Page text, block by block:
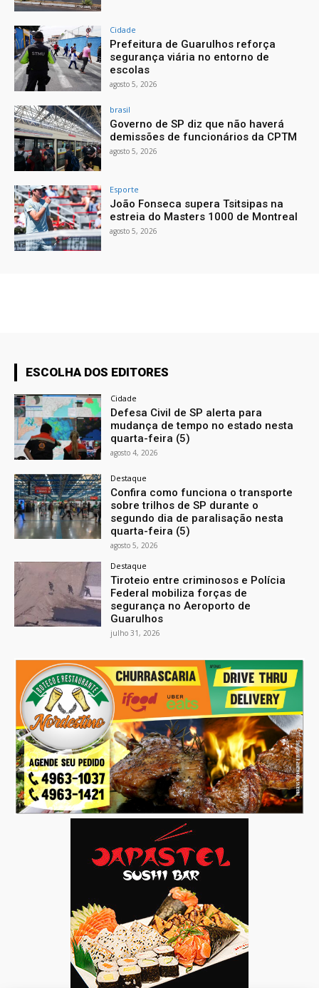
Cidade
Prefeitura de Guarulhos reforça
segurança viária no entorno de
escolas
agosto 5, 2026
brasil
Governo de SP diz que não haverá
demissões de funcionários da CPTM
agosto 5, 2026
Esporte
João Fonseca supera Tsitsipas na
estreia do Masters 1000 de Montreal
agosto 5, 2026
ESCOLHA DOS EDITORES
Cidade
Defesa Civil de SP alerta para
mudança de tempo no estado nesta
quarta-feira (5)
agosto 4, 2026
Destaque
Confira como funciona o transporte
sobre trilhos de SP durante o
segundo dia de paralisação nesta
quarta-feira (5)
agosto 5, 2026
Destaque
Tiroteio entre criminosos e Polícia
Federal mobiliza forças de
segurança no Aeroporto de
Guarulhos
julho 31, 2026